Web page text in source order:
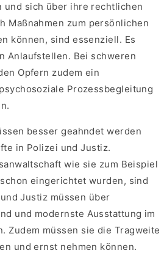
und sich über ihre rechtlichen
Maßnahmen zum persönlichen
können, sind essenziell. Es
Anlaufstellen. Bei schweren
Opfern zudem ein
Prozessbegleitung
besser geahndet werden
in Polizei und Justiz.
wie sie zum Beispiel
eingerichtet wurden, sind
Justiz müssen über
und modernste Ausstattung im
Zudem müssen sie die Tragweite
und ernst nehmen können.